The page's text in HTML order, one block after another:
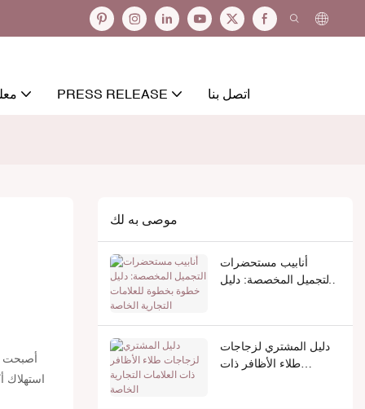
PRESS RELEASE اتصل بنا
أصبحت
استهلاك
موصى به لك
أنابيب مستحضرات
التجميل المخصصة: دليل
دليل المشتري لزجاجات
طلاء الأظافر ذات